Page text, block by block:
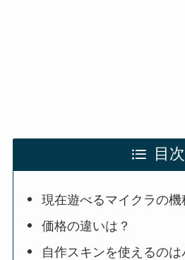
目次
現在遊べるマイクラの機
価格の違いは？
自作スキンを使えるの